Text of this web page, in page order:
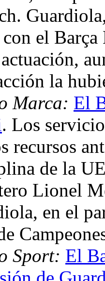
con el
la
Marca: El
. Los
recursos
de la
Lionel
en el
Sport: El